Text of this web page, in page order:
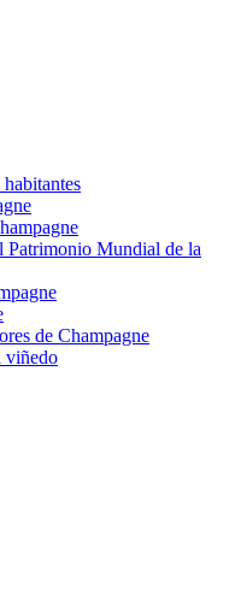
Patrimonio Mundial de la
de Champagne
viñedo